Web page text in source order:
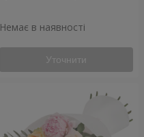
Немає в наявності
Уточнити